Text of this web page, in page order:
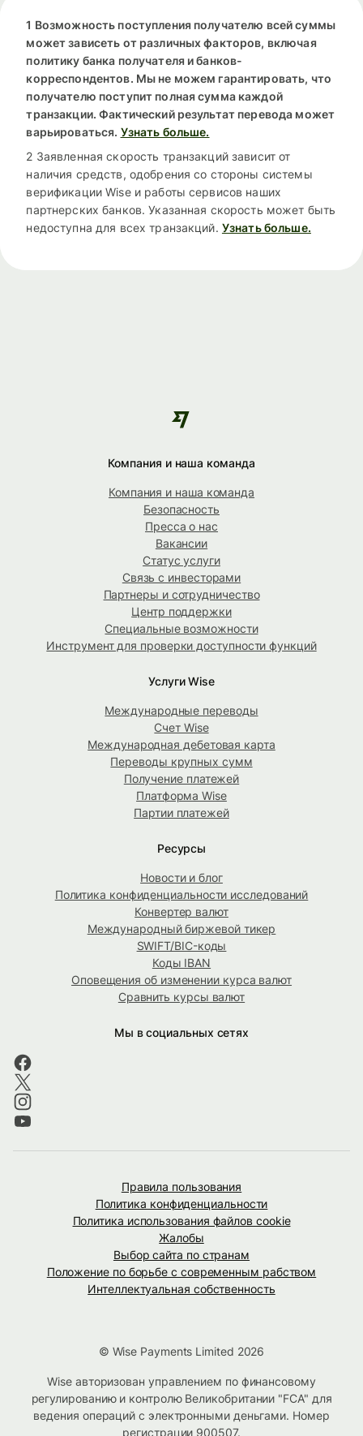
1 Возможность поступления получателю всей суммы
может зависеть от различных факторов, включая
политику банка получателя и банков-
корреспондентов. Мы не можем гарантировать, что
получателю поступит полная сумма каждой
транзакции. Фактический результат перевода может
варьироваться. Узнать больше.
2 Заявленная скорость транзакций зависит от
наличия средств, одобрения со стороны системы
верификации Wise и работы сервисов наших
партнерских банков. Указанная скорость может быть
недоступна для всех транзакций. Узнать больше.
Компания и наша команда
Компания и наша команда
Безопасность
Пресса о нас
Вакансии
Статус услуги
Связь с инвесторами
Партнеры и сотрудничество
Центр поддержки
Специальные возможности
Инструмент для проверки доступности функций
Услуги Wise
Международные переводы
Счет Wise
Международная дебетовая карта
Переводы крупных сумм
Получение платежей
Платформа Wise
Партии платежей
Ресурсы
Новости и блог
Политика конфиденциальности исследований
Конвертер валют
Международный биржевой тикер
SWIFT/BIC-коды
Коды IBAN
Оповещения об изменении курса валют
Сравнить курсы валют
Мы в социальных сетях
Правила пользования
Политика конфиденциальности
Политика использования файлов cookie
Жалобы
Выбор сайта по странам
Положение по борьбе с современным рабством
Интеллектуальная собственность
© Wise Payments Limited 2026
Wise авторизован управлением по финансовому
регулированию и контролю Великобритании "FCA" для
ведения операций с электронными деньгами. Номер
регистрации 900507.